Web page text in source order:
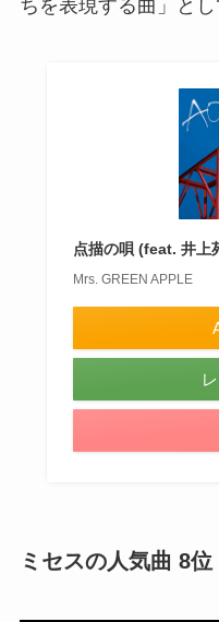
ちを表現する曲」とし
点描の唄 (feat. 井上
Mrs. GREEN APPLE
ミセスの人気曲 8